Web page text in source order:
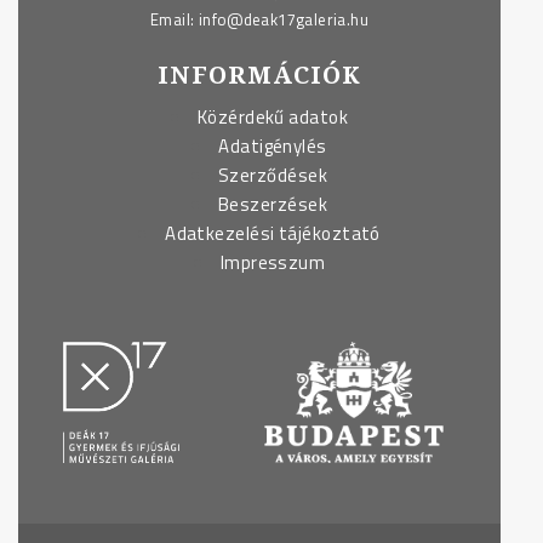
Email: info@deak17galeria.hu
INFORMÁCIÓK
Közérdekű adatok
Adatigénylés
Szerződések
Beszerzések
Adatkezelési tájékoztató
Impresszum